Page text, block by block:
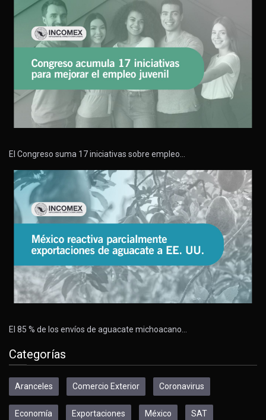
El Congreso suma 17 iniciativas sobre empleo…
El 85 % de los envíos de aguacate michoacano…
Categorías
Aranceles Comercio Exterior Coronavirus
Economía Exportaciones México SAT